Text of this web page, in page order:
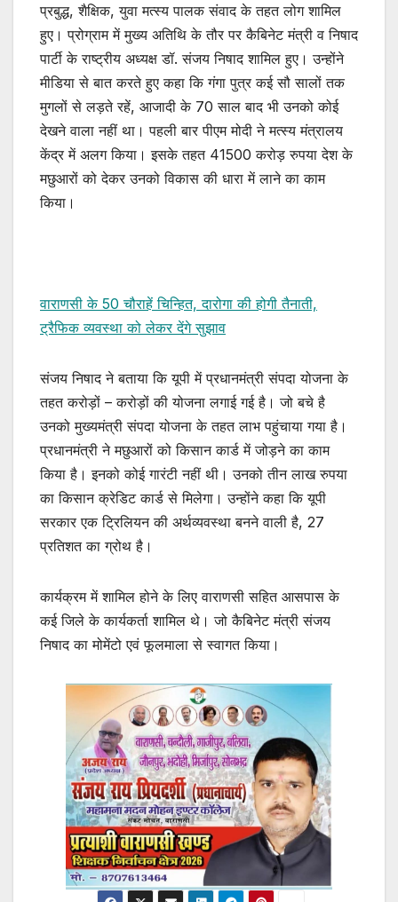
प्रबुद्ध, शैक्षिक, युवा मत्स्य पालक संवाद के तहत लोग शामिल
हुए। प्रोग्राम में मुख्य अतिथि के तौर पर कैबिनेट मंत्री व निषाद
पार्टी के राष्ट्रीय अध्यक्ष डॉ. संजय निषाद शामिल हुए। उन्होंने
मीडिया से बात करते हुए कहा कि गंगा पुत्र कई सौ सालों तक
मुगलों से लड़ते रहें, आजादी के 70 साल बाद भी उनको कोई
देखने वाला नहीं था। पहली बार पीएम मोदी ने मत्स्य मंत्रालय
केंद्र में अलग किया। इसके तहत 41500 करोड़ रुपया देश के
मछुआरों को देकर उनको विकास की धारा में लाने का काम
किया।
वाराणसी के 50 चौराहें चिन्हित, दारोगा की होगी तैनाती,
ट्रैफिक व्यवस्था को लेकर देंगे सुझाव
संजय निषाद ने बताया कि यूपी में प्रधानमंत्री संपदा योजना के
तहत करोड़ों – करोड़ों की योजना लगाई गई है। जो बचे है
उनको मुख्यमंत्री संपदा योजना के तहत लाभ पहुंचाया गया है।
प्रधानमंत्री ने मछुआरों को किसान कार्ड में जोड़ने का काम
किया है। इनको कोई गारंटी नहीं थी। उनको तीन लाख रुपया
का किसान क्रेडिट कार्ड से मिलेगा। उन्होंने कहा कि यूपी
सरकार एक ट्रिलियन की अर्थव्यवस्था बनने वाली है, 27
प्रतिशत का ग्रोथ है।
कार्यक्रम में शामिल होने के लिए वाराणसी सहित आसपास के
कई जिले के कार्यकर्ता शामिल थे। जो कैबिनेट मंत्री संजय
निषाद का मोमेंटो एवं फूलमाला से स्वागत किया।